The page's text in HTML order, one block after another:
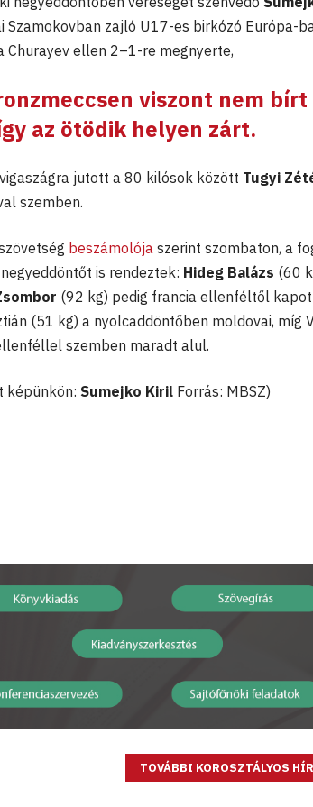
Szamokovban zajló U17-es birkózó Európa-
Churayev ellen 2–1-re megnyerte,
viszont nem
az ötödik helyen zárt.
jutott a 80 kilósok között Tugyi
szemben.
beszámolója szerint szombaton, a
is rendeztek: Hideg Balázs (60
(92 kg) pedig francia ellenféltől
(51 kg) a nyolcaddöntőben moldovai, míg
szemben maradt alul.
képünkön: Sumejko Kiril Forrás: MBSZ)
TOVÁBBI KOROSZTÁLYOS